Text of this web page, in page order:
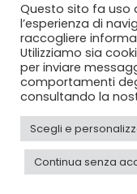
CopyrightBlitzTV© 2019-
IT11812250154. Tutti i diritti
Questo sito fa uso
l’esperienza di
raccogliere
Utilizziamo sia
per inviare
comportamenti
consultando la
Scegli e
Continua senza